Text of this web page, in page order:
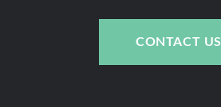
CONTACT US